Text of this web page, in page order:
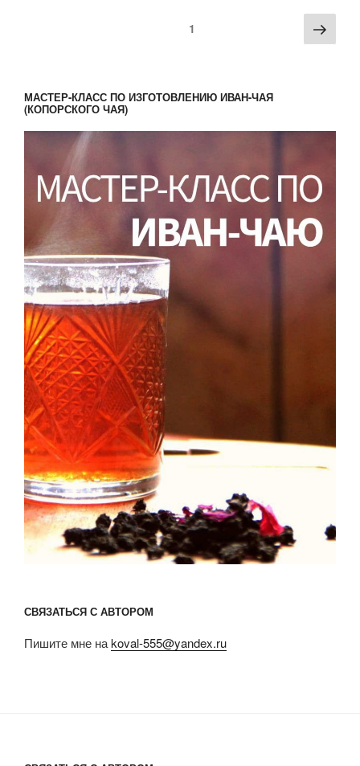
1
МАСТЕР-КЛАСС ПО ИЗГОТОВЛЕНИЮ ИВАН-ЧАЯ
(КОПОРСКОГО ЧАЯ)
СВЯЗАТЬСЯ С АВТОРОМ
Пишите мне наkoval-555@yandex.ru